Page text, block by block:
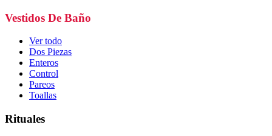
Vestidos De Baño
Ver todo
Dos Piezas
Enteros
Control
Pareos
Toallas
Rituales